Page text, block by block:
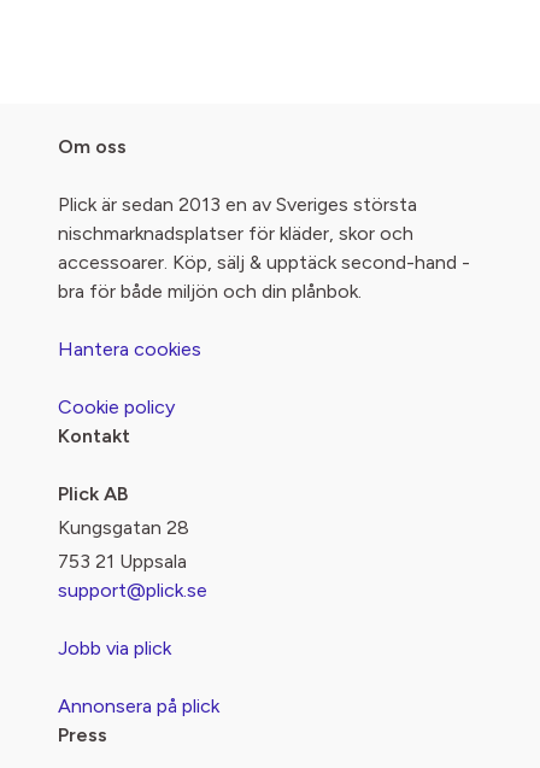
Om oss
Plick är sedan 2013 en av Sveriges största
nischmarknadsplatser för kläder, skor och
accessoarer. Köp, sälj & upptäck second-hand -
bra för både miljön och din plånbok.
Hantera cookies
Cookie policy
Kontakt
Plick AB
Kungsgatan 28
753 21 Uppsala
support@plick.se
Jobb via plick
Annonsera på plick
Press